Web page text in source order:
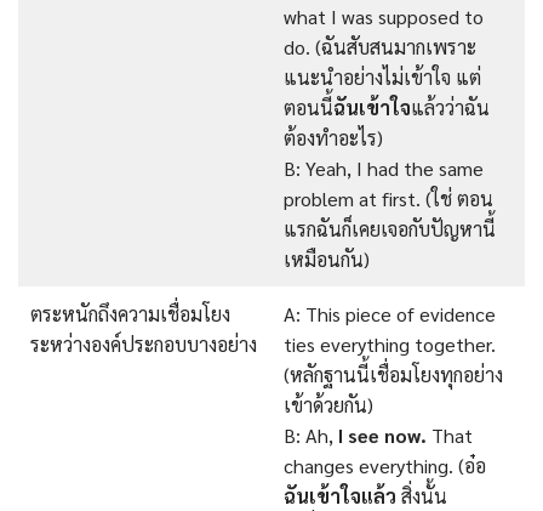
what I was supposed to
do. (ฉันสับสนมากเพราะ
แนะนำอย่างไม่เข้าใจ แต่
ตอนนี้ฉันเข้าใจแล้วว่าฉัน
ต้องทำอะไร)
B: Yeah, I had the same
problem at first. (ใช่ ตอน
แรกฉันก็เคยเจอกับปัญหานี้
เหมือนกัน)
ตระหนักถึงความเชื่อมโยง
ระหว่างองค์ประกอบบางอย่าง
A: This piece of evidence
ties everything together.
(หลักฐานนี้เชื่อมโยงทุกอย่าง
เข้าด้วยกัน)
B: Ah, I see now. That
changes everything. (อ๋อ
ฉันเข้าใจแล้ว สิ่งนั้น